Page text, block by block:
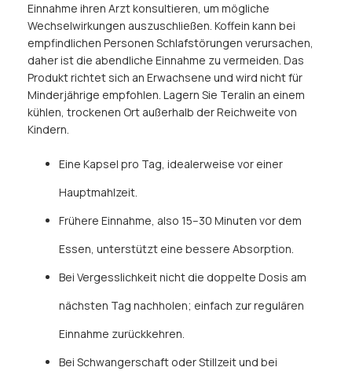
Einnahme ihren Arzt konsultieren, um mögliche
Wechselwirkungen auszuschließen. Koffein kann bei
empfindlichen Personen Schlafstörungen verursachen,
daher ist die abendliche Einnahme zu vermeiden. Das
Produkt richtet sich an Erwachsene und wird nicht für
Minderjährige empfohlen. Lagern Sie Teralin an einem
kühlen, trockenen Ort außerhalb der Reichweite von
Kindern.
Eine Kapsel pro Tag, idealerweise vor einer
Hauptmahlzeit.
Frühere Einnahme, also 15–30 Minuten vor dem
Essen, unterstützt eine bessere Absorption.
Bei Vergesslichkeit nicht die doppelte Dosis am
nächsten Tag nachholen; einfach zur regulären
Einnahme zurückkehren.
Bei Schwangerschaft oder Stillzeit und bei